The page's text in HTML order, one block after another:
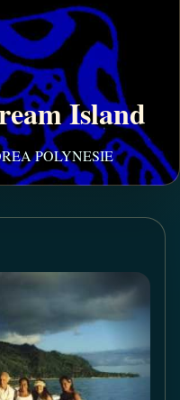
Island
POLYNESIE